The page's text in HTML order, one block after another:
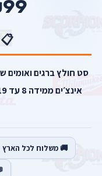
🚚 משלוח לכל הארץ